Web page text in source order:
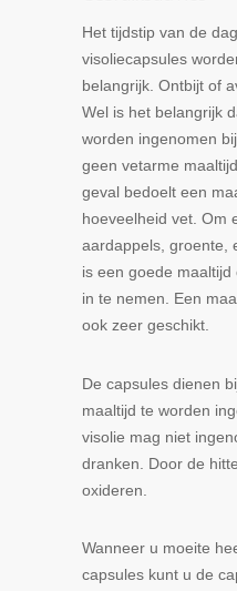
Het tijdstip van de
visoliecapsules
belangrijk. Ontbijt of
Wel is het belangrijk
worden ingenomen
geen vetarme
geval bedoelt een
hoeveelheid vet. Om
aardappels, groente,
is een goede
in te nemen. Een
ook zeer geschikt.
De capsules dienen
maaltijd te worden
visolie mag niet
dranken. Door de
oxideren.
Wanneer u moeite
capsules kunt u de